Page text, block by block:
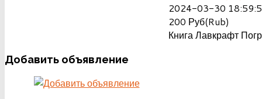
2024-03-30
200 Руб(Rub)
Книга Лавкрафт
Добавить объявление